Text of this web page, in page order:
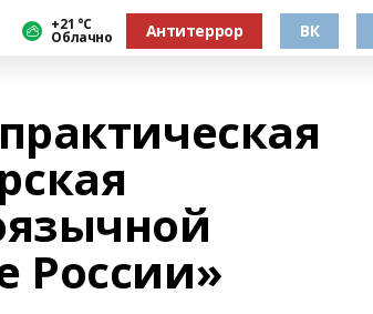
+21 °С
Облачно Антитеррор ВК
России»